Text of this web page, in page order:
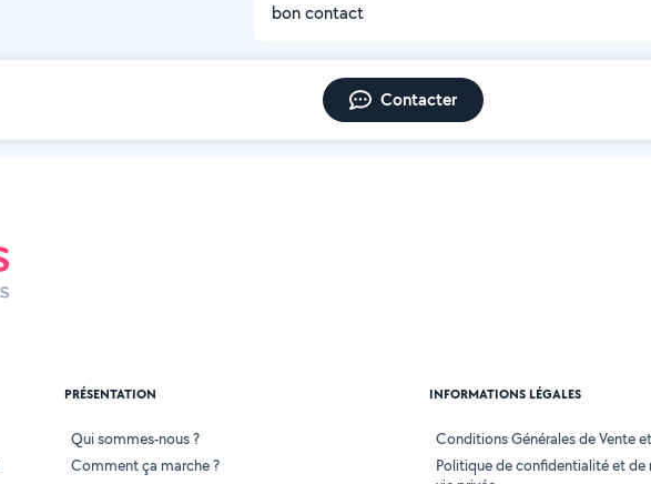
bon contact
Contacter
PRÉSENTATION
Qui sommes-nous ?
Comment ça marche ?
INFORMATIONS LÉGALES
Conditions Générales de Vente
Politique de confidentialité et de